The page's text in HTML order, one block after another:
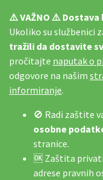
⚠️ VAŽNO ⚠️ Dostava
Ukoliko su službenici
tražili da dostavite
pročitajte naputak o
odgovore na našim
informiranje.
🚫 Radi zaštite
osobne
stranice.
🆗 Zaštita
adrese pravnih